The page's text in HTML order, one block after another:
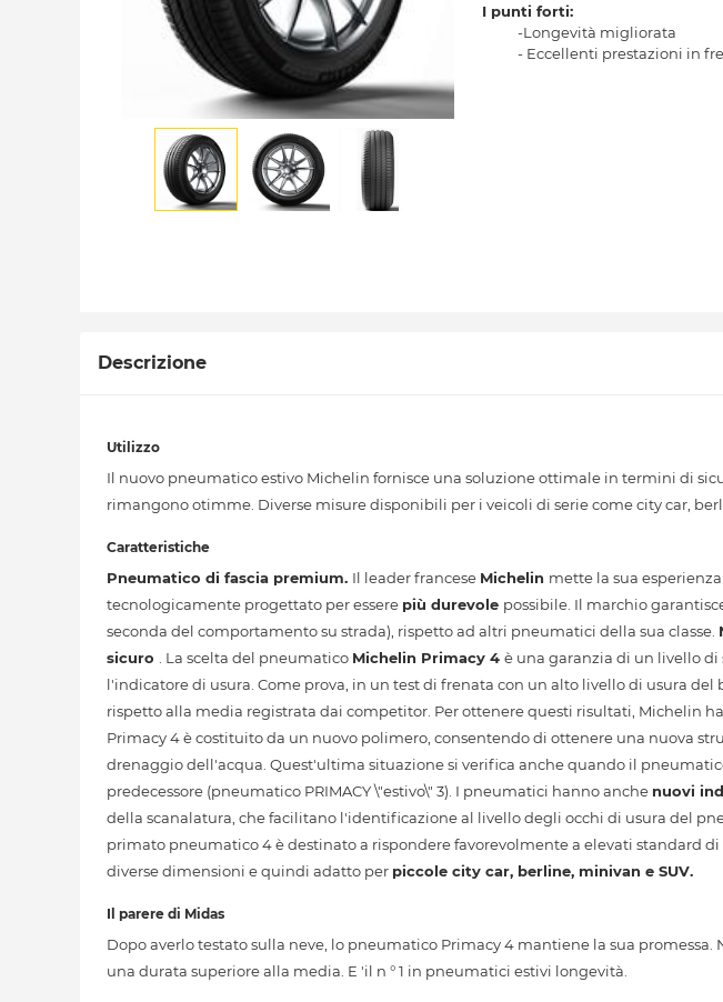
I punti forti:
-Longevità migliorata
- Eccellenti prestazioni in
Descrizione
Utilizzo
Il nuovo pneumatico estivo Michelin fornisce una soluzione ottimale in termini di
rimangono otimme. Diverse misure disponibili per i veicoli di serie come city car,
Caratteristiche
Pneumatico di fascia premium. Il leader francese Michelin mette la sua
tecnologicamente progettato per essere più durevole possibile. Il marchio
seconda del comportamento su strada), rispetto ad altri pneumatici della sua classe.
sicuro
. La scelta del pneumatico Michelin Primacy 4 è una garanzia di un livello
l'indicatore di usura. Come prova, in un test di frenata con un alto livello di usura
rispetto alla media registrata dai competitor. Per ottenere questi risultati, Michelin
Primacy 4 è costituito da un nuovo polimero, consentendo di ottenere una nuova
drenaggio dell'acqua. Quest'ultima situazione si verifica anche quando il
predecessore (pneumatico PRIMACY \"estivo\" 3). I pneumatici hanno anche nuovi
della scanalatura, che facilitano l'identificazione al livello degli occhi di usura del
primato pneumatico 4 è destinato a rispondere favorevolmente a elevati standard
diverse dimensioni e quindi adatto per piccole city car, berline, minivan e SUV.
Il parere di Midas
Dopo averlo testato sulla neve, lo pneumatico Primacy 4 mantiene la sua
una durata superiore alla media. E 'il n ° 1 in pneumatici estivi longevità.